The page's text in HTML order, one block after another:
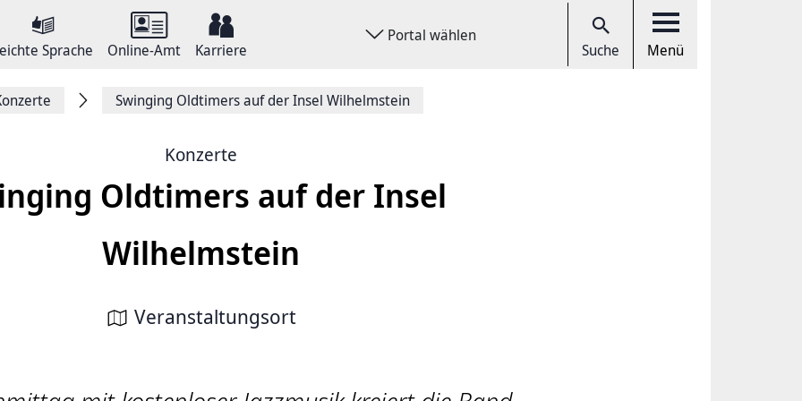
Sprache Online-Amt Karriere
Portal wählen
Suche Menü
Swinging Oldtimers auf der Insel Wilhelmstein
Konzerte
Oldtimers auf der Insel
Wilhelmstein
Veranstaltungsort